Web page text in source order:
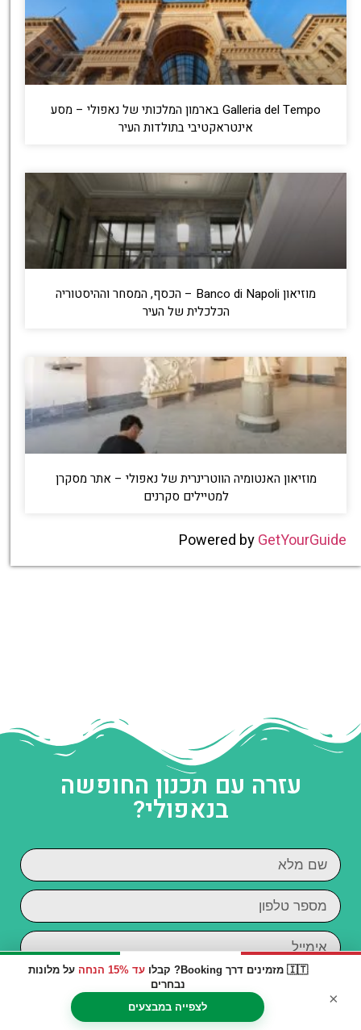
🇮🇹 מזמינים דרך Booking? קבלו עד 15% הנחה
על מלונות
נבחרים
לצפייה במבצעים
×
Galleria del Tempo בארמון המלכותי של נאפולי – מסע
אינטראקטיבי בתולדות העיר
מוזיאון Banco di Napoli – הכסף, המסחר וההיסטוריה
הכלכלית של העיר
מוזיאון האנטומיה הווטרינרית של נאפולי – אתר מסקרן
למטיילים סקרנים
Powered byGetYourGuide
עזרה עם תכנון החופשה
בנאפולי?
מדיניות הפרטיות
מאשר/ת קבלת דיוור וחומרים פרסומיים